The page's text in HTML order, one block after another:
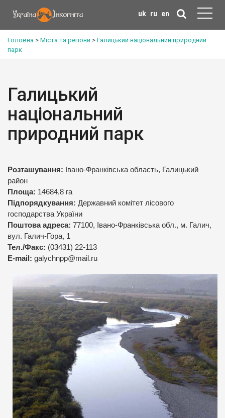
uk ru en
Головна > Міста та регіони > Галицький національний природний
парк
Галицький
національний
природний парк
Розташування: Івано-Франківська область, Галицький
район
Площа: 14684,8 га
Підпорядкування: Державний комітет лісового
господарства України
Поштова адреса: 77100, Івано-Франківська обл., м. Галич,
вул. Галич-Гора, 1
Тел./Факс: (03431) 22-113
E-mail: galychnpp@mail.ru